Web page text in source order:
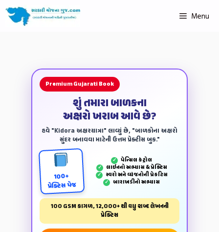
Menu
Premium Gujarati Book
શું તમારા બાળકના
અક્ષરો ખરાબ આવે છે?
હવે "Kidora અક્ષરયાત્રા" લાવ્યું છે, "બાળકોના અક્ષરો
સુંદર બનાવવા માટેની ઉત્તમ પ્રેક્ટીસ બુક."
100+
પ્રેક્ટિસ પેજ
✓ પેન્‍સિલ કંટ્રોલ
✓ લાઈનનો અભ્યાસ & પ્રેક્ટિસ
✓ સ્વરો અને વ્યંજનોની પ્રેકટિસ
✓ બારાખડીનો અભ્યાસ
100 GSM કાગળ, 12,000+ થી વધુ શબ્દ લેખનની
પ્રેક્ટિસ